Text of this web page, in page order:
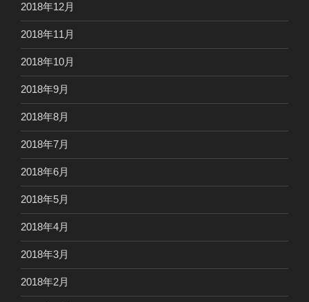
2018年12月
2018年11月
2018年10月
2018年9月
2018年8月
2018年7月
2018年6月
2018年5月
2018年4月
2018年3月
2018年2月